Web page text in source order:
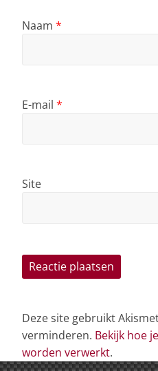
Naam *
E-mail *
Site
Deze site gebruikt
verminderen. Bekijk hoe
worden verwerkt.